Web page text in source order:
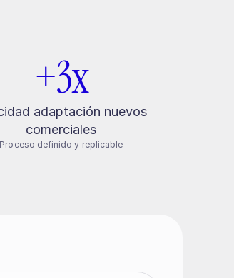
+3x
adaptación nuevos
comerciales
Proceso definido y replicable